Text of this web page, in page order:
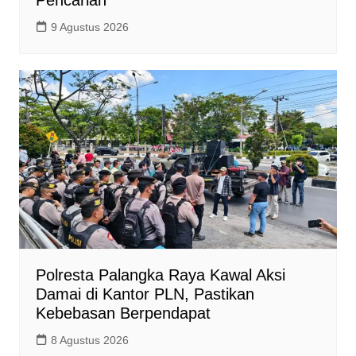
9 Agustus 2026
Polresta Palangka Raya Kawal Aksi
Damai di Kantor PLN, Pastikan
Kebebasan Berpendapat
8 Agustus 2026